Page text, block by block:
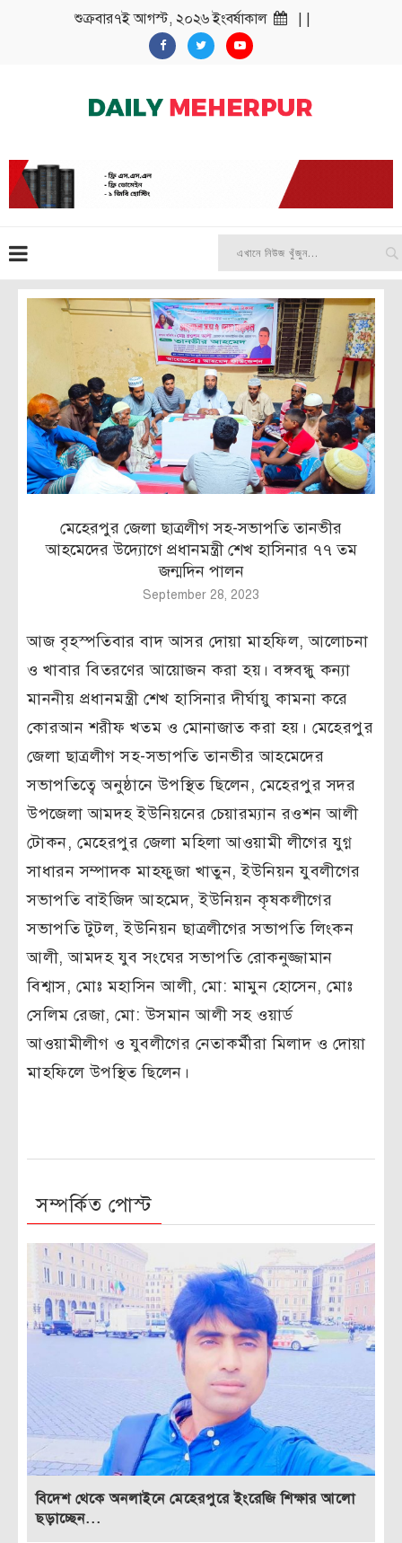
শুক্রবার৭ই আগস্ট, ২০২৬ ইংবর্ষাকাল
মেহেরপুর জেলা ছাত্রলীগ সহ-সভাপতি তানভীর
আহমেদের উদ্যোগে প্রধানমন্ত্রী শেখ হাসিনার ৭৭ তম
জন্মদিন পালন
September 28, 2023
আজ বৃহস্পতিবার বাদ আসর দোয়া মাহফিল, আলোচনা
ও খাবার বিতরণের আয়োজন করা হয়। বঙ্গবন্ধু কন্যা
মাননীয় প্রধানমন্ত্রী শেখ হাসিনার দীর্ঘায়ু কামনা করে
কোরআন শরীফ খতম ও মোনাজাত করা হয়। মেহেরপুর
জেলা ছাত্রলীগ সহ-সভাপতি তানভীর আহমেদের
সভাপতিত্বে অনুষ্ঠানে উপস্থিত ছিলেন, মেহেরপুর সদর
উপজেলা আমদহ ইউনিয়নের চেয়ারম্যান রওশন আলী
টোকন, মেহেরপুর জেলা মহিলা আওয়ামী লীগের যুগ্ন
সাধারন সম্পাদক মাহফুজা খাতুন, ইউনিয়ন যুবলীগের
সভাপতি বাইজিদ আহমেদ, ইউনিয়ন কৃষকলীগের
সভাপতি টুটল, ইউনিয়ন ছাত্রলীগের সভাপতি লিংকন
আলী, আমদহ যুব সংঘের সভাপতি রোকনুজ্জামান
বিশ্বাস, মোঃ মহাসিন আলী, মো: মামুন হোসেন, মোঃ
সেলিম রেজা, মো: উসমান আলী সহ ওয়ার্ড
আওয়ামীলীগ ও যুবলীগের নেতাকর্মীরা মিলাদ ও দোয়া
মাহফিলে উপস্থিত ছিলেন।
সম্পর্কিত পোস্ট
বিদেশ থেকে অনলাইনে মেহেরপুরে ইংরেজি শিক্ষার আলো
ছড়াচ্ছেন...